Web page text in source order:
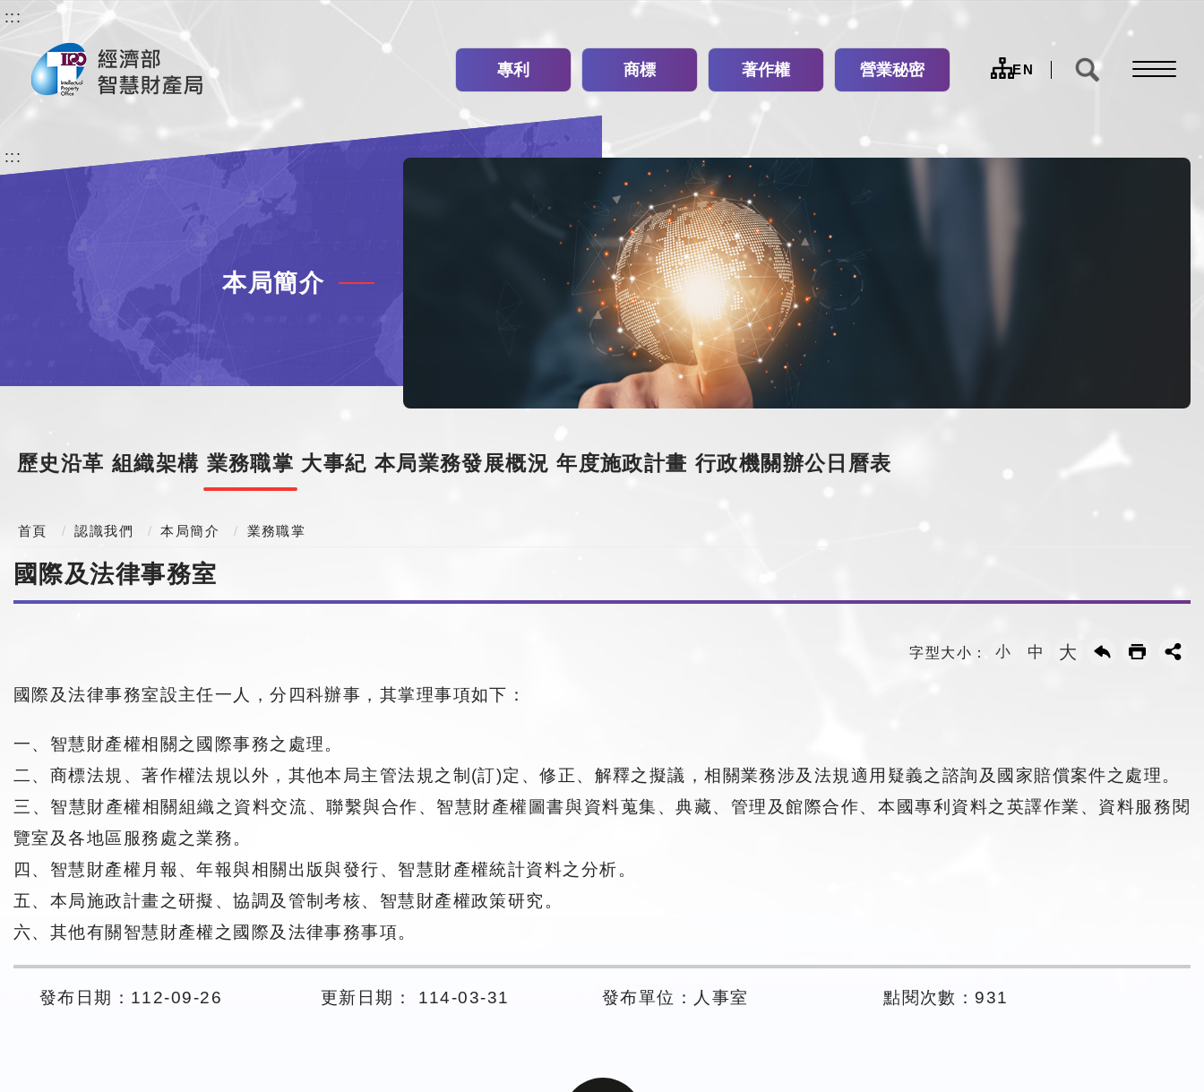
:::
專利 商標 著作權 營業秘密
網
EN
:::
本局簡介
歷史沿革 組織架構 業務職掌 大事紀 本局業務發展概況 年度施政計畫 行政機關辦公日曆表
首頁 認識我們 本局簡介 業務職掌
國際及法律事務室
字型大小： 小 中 大
國際及法律事務室設主任一人，分四科辦事，其掌理事項如下：
一、智慧財產權相關之國際事務之處理。
二、商標法規、著作權法規以外，其他本局主管法規之制(訂)定、修正、解釋之擬議，相關業務涉及法規適用疑義之諮詢及國家賠償案件之處理。
三、智慧財產權相關組織之資料交流、聯繫與合作、智慧財產權圖書與資料蒐集、典藏、管理及館際合作、本國專利資料之英譯作業、資料服務閱
覽室及各地區服務處之業務。
四、智慧財產權月報、年報與相關出版與發行、智慧財產權統計資料之分析。
五、本局施政計畫之研擬、協調及管制考核、智慧財產權政策研究。
六、其他有關智慧財產權之國際及法律事務事項。
發布日期：112-09-26 更新日期： 114-03-31 發布單位：人事室 點閱次數：931